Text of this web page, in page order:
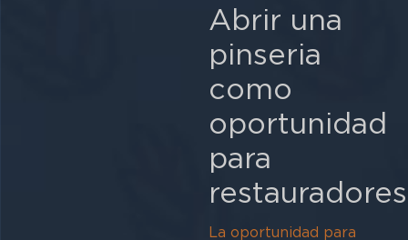
Abrir una
pinseria
como
oportunidad
para
restauradores
La oportunidad para